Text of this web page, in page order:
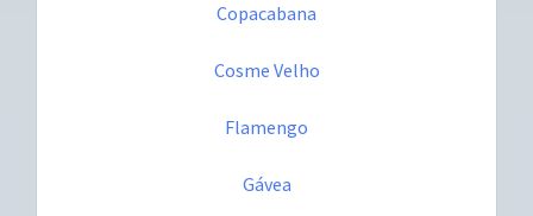
Copacabana
Cosme Velho
Flamengo
Gávea